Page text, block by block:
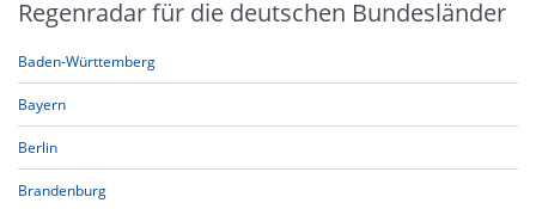
Regenradar für die deutschen Bundesländer
Baden-Württemberg
Bayern
Berlin
Brandenburg